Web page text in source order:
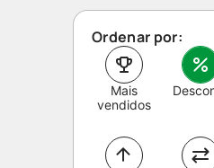
Ordenar por:
Mais
vendidos